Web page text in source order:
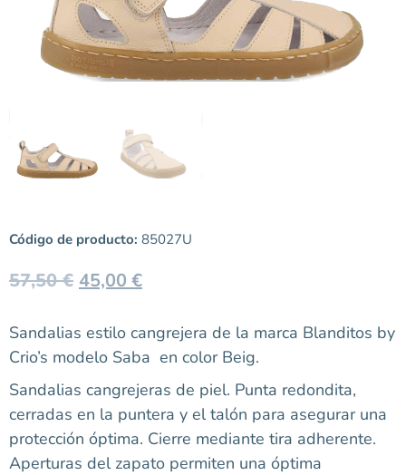
Código de producto: 85027U
57,50€ 45,00 €
Sandalias estilo cangrejera de la marca Blanditos by
Crio’s modelo Saba en color Beig.
Sandalias cangrejeras de piel. Punta redondita,
cerradas en la puntera y el talón para asegurar una
protección óptima. Cierre mediante tira adherente.
Aperturas del zapato permiten una óptima